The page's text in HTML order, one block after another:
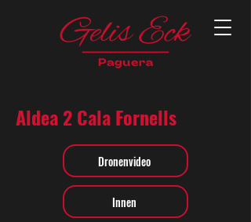
Aldea 2 Cala Fornells
Dronenvideo
Innen